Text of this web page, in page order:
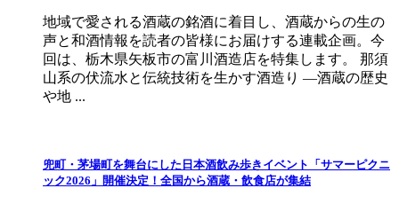
地域で愛される酒蔵の銘酒に着目し、酒蔵からの生の
声と和酒情報を読者の皆様にお届けする連載企画。今
回は、栃木県矢板市の富川酒造店を特集します。 那須
山系の伏流水と伝統技術を生かす酒造り ―酒蔵の歴史
や地 ...
兜町・茅場町を舞台にした日本酒飲み歩きイベント「サマーピクニ
ック2026」開催決定！全国から酒蔵・飲食店が集結